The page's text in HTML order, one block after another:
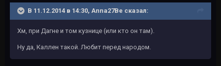
В 11.12.2014 в 14:30, Anna27Be сказал:
Хм, при Дагне и том кузнице (или кто он там).
Ну да, Каллен такой. Любит перед народом.